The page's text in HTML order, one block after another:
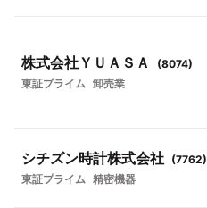
株式会社ＹＵＡＳＡ (8074)
東証プライム 卸売業
シチズン時計株式会社 (7762)
東証プライム 精密機器